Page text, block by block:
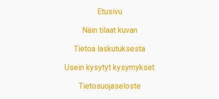
Etusivu
Näin tilaat kuvan
Tietoa laskutuksesta
Usein kysytyt kysymykset
Tietosuojaseloste